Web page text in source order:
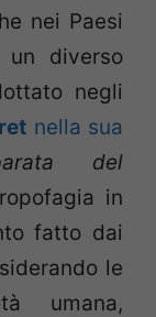
nei Paesi
un diverso
negli
nella sua
del
in
fatto dai
le
umana,